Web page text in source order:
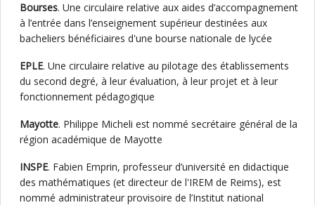
Bourses. Une circulaire relative aux aides d’accompagnement
à l’entrée dans l’enseignement supérieur destinées aux
bacheliers bénéficiaires d'une bourse nationale de lycée
EPLE. Une circulaire relative au pilotage des établissements
du second degré, à leur évaluation, à leur projet et à leur
fonctionnement pédagogique
Mayotte. Philippe Micheli est nommé secrétaire général de la
région académique de Mayotte
INSPE. Fabien Emprin, professeur d’université en didactique
des mathématiques (et directeur de l'IREM de Reims), est
nommé administrateur provisoire de l’Institut national